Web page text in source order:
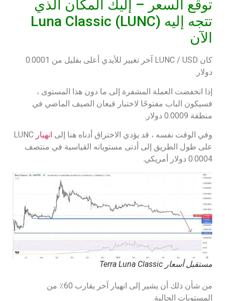
توقع السعر – إليك المكان الذي
تتجه إليه Luna Classic (LUNC)
الآن
كان LUNC / USD آخر تغيير للأيدي أعلى بقليل من 0.0001
دولار.
إذا انخفضت العملة المشفرة إلى ما دون هذا المستوى ،
فسيكون الباب مفتوحًا لاختبار قيعان الصيف الماضي في
منطقة 0.0009 دولار.
وفي الوقت نفسه ، قد يؤدي الاختراق أدناه هنا إلى انهيار LUNC
على طول الطريق إلى أدنى مستوياته القياسية في منتصف
0.0004 دولار أمريكي.
مستقبل أسعار Terra Luna Classic
من شأن ذلك أن يشير إلى انهيار آخر يقارب 60٪ من
المستويات الحالية.